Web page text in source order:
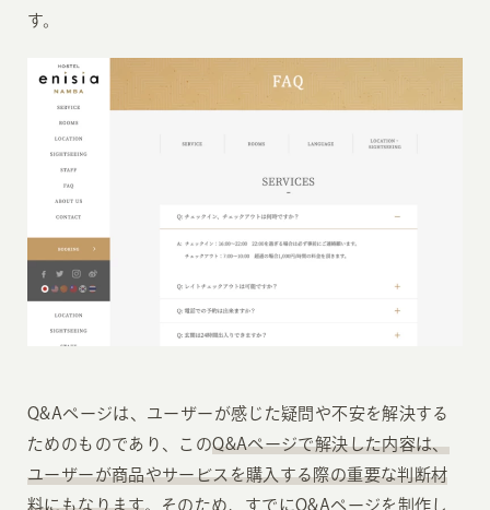
す。
Q&Aページは、ユーザーが感じた疑問や不安を解決する
ためのものであり、このQ&Aページで解決した内容は、
ユーザーが商品やサービスを購入する際の重要な判断材
料にもなります。そのため、すでにQ&Aページを制作し